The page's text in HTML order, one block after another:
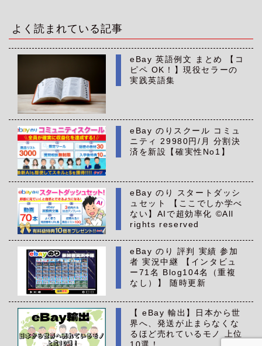
ブ
よく読まれている記事
eBay 英語例文 まとめ 【コ
ピペ OK！】現役セラーの
実践英語集
eBay のりスクール コミュ
ニティ 29980円/月 分割決
済を新設【確実性No1】
eBay のり スタートダッシ
ュセット 【ここでしか学べ
ない】AIで超効率化 ©All
rights reserved
eBay のり 評判 実績 参加
者 実況中継 【インタビュ
ー71名 Blog104名（重複
なし）】 随時更新
【 eBay 輸出】日本から世
界へ、発送が止まらなくな
るほど売れているモノ 上位